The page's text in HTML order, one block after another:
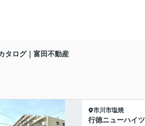
タログ｜富田不動産
市川市塩焼
行徳ニューハイツ